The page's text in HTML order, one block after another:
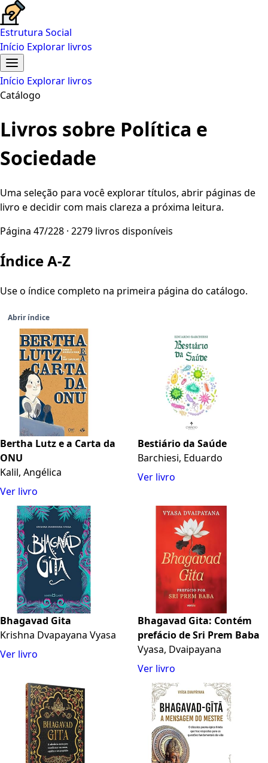
Estrutura Social
Início Explorar livros
Início Explorar livros
Catálogo
Livros sobre Política e
Sociedade
Uma seleção para você explorar títulos, abrir páginas de
livro e decidir com mais clareza a próxima leitura.
Página 47/228 · 2279 livros disponíveis
Índice A-Z
Use o índice completo na primeira página do catálogo.
Abrir índice
Bertha Lutz e a Carta da
ONU
Kalil, Angélica
Ver livro
Bestiário da Saúde
Barchiesi, Eduardo
Ver livro
Bhagavad Gita
Krishna Dvapayana Vyasa
Ver livro
Bhagavad Gita: Contém
prefácio de Sri Prem Baba
Vyasa, Dvaipayana
Ver livro